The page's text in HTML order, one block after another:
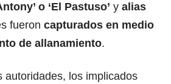
o ‘El Pastuso’ y alias
fueron capturados en medio
de allanamiento.
autoridades, los implicados